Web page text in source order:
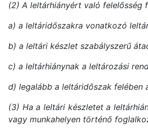
(2) A leltárhiányért való felelősség
a) a leltáridőszakra vonatkozó
b) a leltári készlet szabályszerű
c) a leltárhiánynak a leltározási
d) legalább a leltáridőszak felében
(3) Ha a leltári készletet a
vagy munkahelyen történő